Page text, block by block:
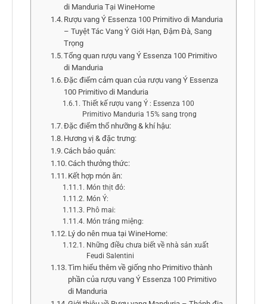
di Manduria Tại WineHome
Rượu vang Ý Essenza 100 Primitivo di Manduria
– Tuyệt Tác Vang Ý Giới Hạn, Đậm Đà, Sang
Trọng
Tổng quan rượu vang Ý Essenza 100 Primitivo
di Manduria
Đặc điểm cảm quan của rượu vang Ý Essenza
100 Primitivo di Manduria
Thiết kế rượu vang Ý : Essenza 100
Primitivo Manduria 15% sang trọng
Đặc điểm thổ nhưỡng & khí hậu:
Hương vị & đặc trưng:
Cách bảo quản:
Cách thưởng thức:
Kết hợp món ăn:
Món thịt đỏ:
Món Ý:
Phô mai:
Món tráng miệng:
Lý do nên mua tại WineHome:
Những điều chưa biết về nhà sản xuất
Feudi Salentini
Tìm hiểu thêm về giống nho Primitivo thành
phần của rượu vang Ý Essenza 100 Primitivo
di Manduria